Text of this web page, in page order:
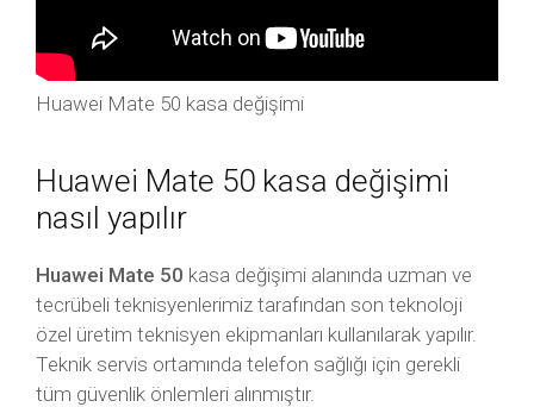
Huawei Mate 50 kasa değişimi
Huawei Mate 50 kasa değişimi
nasıl yapılır
Huawei Mate 50 kasa değişimi alanında uzman ve
tecrübeli teknisyenlerimiz tarafından son teknoloji
özel üretim teknisyen ekipmanları kullanılarak yapılır.
Teknik servis ortamında telefon sağlığı için gerekli
tüm güvenlik önlemleri alınmıştır.